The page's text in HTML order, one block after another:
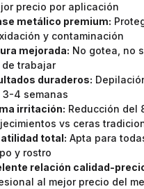
precio por aplicación
metálico premium:
y contaminación
mejorada: No gotea, no
trabajar
duraderos:
3-4 semanas
irritación: Reducción del
vs ceras
total: Apta para
y rostro
relación calidad-
al mejor precio del